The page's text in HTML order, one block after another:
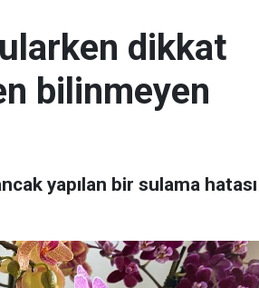
dikkat
bilinmeyen
yapılan bir sulama hatası